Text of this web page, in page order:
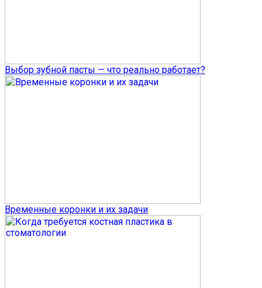
Выбор зубной пасты — что реально работает?
Временные коронки и их задачи